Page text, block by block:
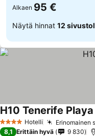
Alkaen 95 €
Näytä hinnat 12
4 Tähtiluokitus
Hotelli Erinomainen
H10 Tenerife Playa
8,1 Erittäin hyvä 9 830